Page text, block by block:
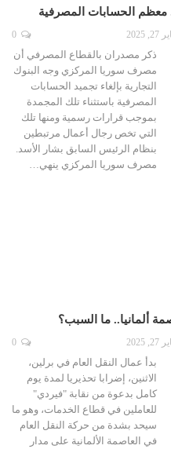
الحسابات المصرفية
2025
ذكر مصدران بالقطاع المصرفي أن
مصرف سوريا المركزي وجه البنوك
التجارية بإلغاء تجميد الحسابات
المصرفية باستثناء تلك المجمدة
بموجب قرارات رسمية ومنها تلك
التي تخص رجال أعمال مرتبطين
بنظام الرئيس السابق بشار الأسد.
مصرف سوريا المركزي ينهي…
ألمانيا.. ما السبب؟
2025
بدأ عمال النقل العام في برلين،
الاثنين، إضرابا تحذيريا لمدة يوم
كامل بدعوة من نقابة "فيردي"
للعاملين في قطاع الخدمات، وهو ما
سيحد بشدة من حركة النقل العام
في العاصمة الألمانية على مدار